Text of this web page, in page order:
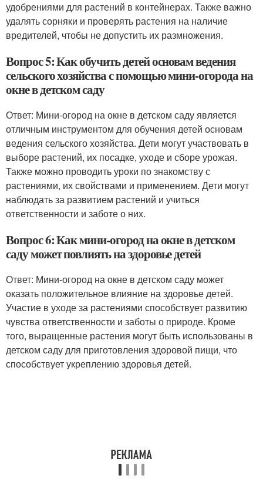
удобрениями для растений в контейнерах. Также важно
удалять сорняки и проверять растения на наличие
вредителей, чтобы не допустить их размножения.
Вопрос 5: Как обучить детей основам ведения
сельского хозяйства с помощью мини-огорода на
окне в детском саду
Ответ: Мини-огород на окне в детском саду является
отличным инструментом для обучения детей основам
ведения сельского хозяйства. Дети могут участвовать в
выборе растений, их посадке, уходе и сборе урожая.
Также можно проводить уроки по знакомству с
растениями, их свойствами и применением. Дети могут
наблюдать за развитием растений и учиться
ответственности и заботе о них.
Вопрос 6: Как мини-огород на окне в детском
саду может повлиять на здоровье детей
Ответ: Мини-огород на окне в детском саду может
оказать положительное влияние на здоровье детей.
Участие в уходе за растениями способствует развитию
чувства ответственности и заботы о природе. Кроме
того, выращенные растения могут быть использованы в
детском саду для приготовления здоровой пищи, что
способствует укреплению здоровья детей.